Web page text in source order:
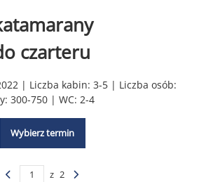
czarteru
| Liczba kabin: 3-5 | Liczba osób:
300-750 | WC: 2-4
Wybierz termin
z 2